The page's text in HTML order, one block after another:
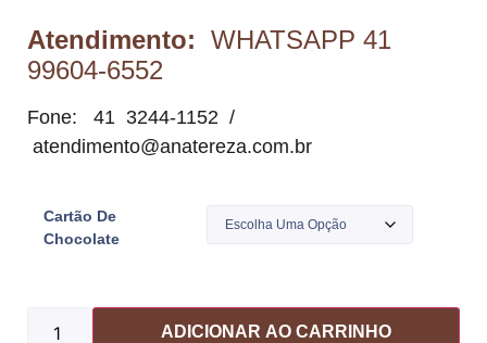
Atendimento: WHATSAPP 41
99604-6552
Fone: 41 3244-1152 /
atendimento@anatereza.com.br
Cartão De
Chocolate
ADICIONAR AO CARRINHO